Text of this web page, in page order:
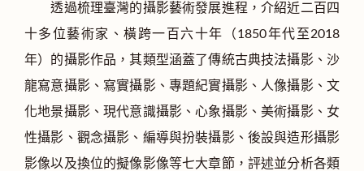
透過梳理臺灣的攝影藝術發展進程，介紹近二百四
十多位藝術家、橫跨一百六十年（1850年代至2018
年）的攝影作品，其類型涵蓋了傳統古典技法攝影、沙
龍寫意攝影、寫實攝影、專題紀實攝影、人像攝影、文
化地景攝影、現代意識攝影、心象攝影、美術攝影、女
性攝影、觀念攝影、編導與扮裝攝影、後設與造形攝影
影像以及換位的擬像影像等七大章節，評述並分析各類